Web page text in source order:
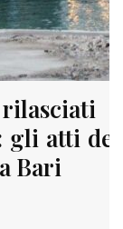
gli atti
Bari